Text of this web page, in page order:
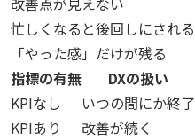
忙しくなると後回しにされる
「やった感」だけが残る
指標の有無
DXの扱い
KPIなし
いつの間にか終了
KPIあり
改善が続く